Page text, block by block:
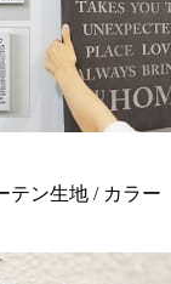
テン生地 / カラー